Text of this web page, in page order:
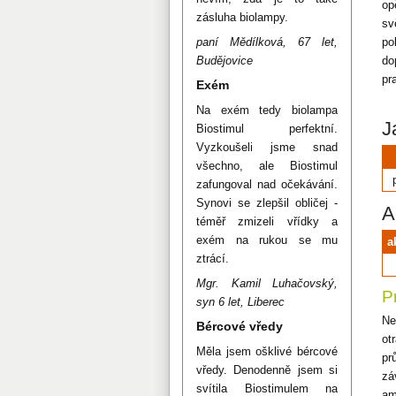
zásluha biolampy.
paní Mědílková, 67 let,
Budějovice
Exém
Na exém tedy biolampa
Biostimul perfektní.
Vyzkoušeli jsme snad
všechno, ale Biostimul
zafungoval nad očekávání.
Synovi se zlepšil obličej -
téměř zmizeli vřídky a
exém na rukou se mu
ztrácí.
Mgr. Kamil Luhačovský,
syn 6 let, Liberec
Bércové vředy
Měla jsem ošklivé bércové
vředy. Denodenně jsem si
svítila Biostimulem na